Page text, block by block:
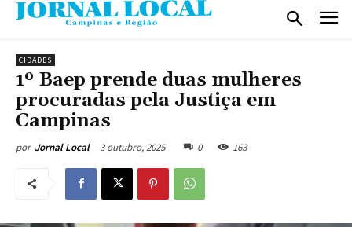
CIDADES
1º Baep prende duas mulheres
procuradas pela Justiça em
Campinas
por Jornal Local 3 outubro, 2025 0 163